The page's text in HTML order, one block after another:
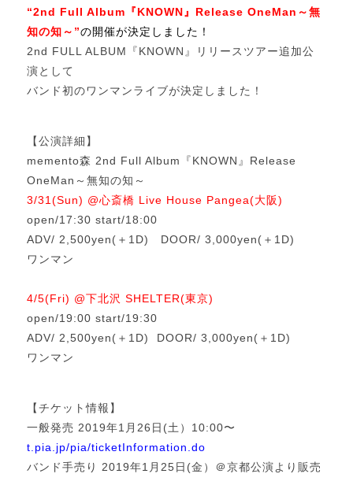
“2nd Full Album 『KNOWN』Release OneMan～無
知の知～”の開催が決定しました！
2nd FULL ALBUM『KNOWN』リリースツアー追加公
演として
バンド初のワンマンライブが決定しました！
【公演詳細】
memento森 2nd Full Album『KNOWN』Release
OneMan～無知の知～
3/31(Sun) @心斎橋 Live House Pangea(大阪)
open/17:30 start/18:00
ADV/ 2,500yen(＋1D) DOOR/ 3,000yen(＋1D)
ワンマン
4/5(Fri) @下北沢 SHELTER(東京)
open/19:00 start/19:30
ADV/ 2,500yen(＋1D) DOOR/ 3,000yen(＋1D)
ワンマン
【チケット情報】
一般発売 2019年1月26日(土）10:00〜
t.pia.jp/pia/ticketInformation.do
バンド手売り 2019年1月25日(金）＠京都公演より販売